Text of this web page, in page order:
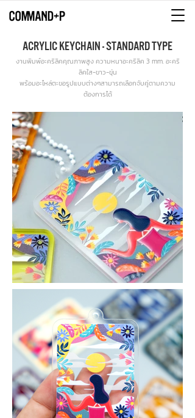
ACRYLIC KEYCHAIN - STANDARD TYPE
งานพิมพ์อะคริลิคคุณภาพสูง ความหนาอะคริลิค 3 mm. อะคริ
ลิคใส-ขาว-ขุ่น
พร้อมอะไหล่ตะขอรูปแบบต่างๆสามารถเลือกจับคู่ตามความ
ต้องการได้